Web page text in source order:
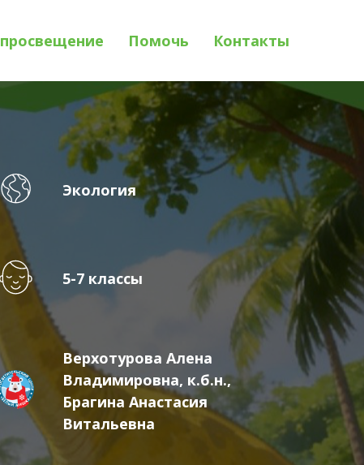
Помочь Контакты
Экология
5-7 классы
Верхотурова Алена
Владимировна, к.б.н.,
Брагина Анастасия
Витальевна